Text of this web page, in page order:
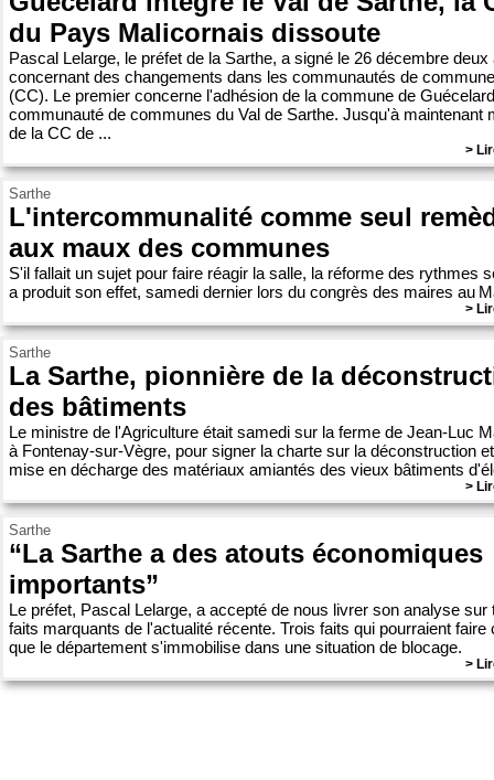
du Pays Malicornais dissoute
Pascal Lelarge, le préfet de la Sarthe, a signé le 26 décembre deux
concernant des changements dans les communautés de
(CC). Le premier concerne l'adhésion de la commune de
communauté de communes du Val de Sarthe. Jusqu'à maintenant
de la CC de ...
>
Sarthe
L'intercommunalité comme seul
aux maux des communes
S'il fallait un sujet pour faire réagir la salle, la réforme des rythmes
a produit son effet, samedi dernier lors du congrès des maires au
>
Sarthe
La Sarthe, pionnière de la
des bâtiments
Le ministre de l'Agriculture était samedi sur la ferme de Jean-Luc
à Fontenay-sur-Vègre, pour signer la charte sur la déconstruction
mise en décharge des matériaux amiantés des vieux bâtiments
>
Sarthe
“La Sarthe a des atouts économiques
importants”
Le préfet, Pascal Lelarge, a accepté de nous livrer son analyse sur
faits marquants de l'actualité récente. Trois faits qui pourraient faire
que le département s'immobilise dans une situation de blocage.
>